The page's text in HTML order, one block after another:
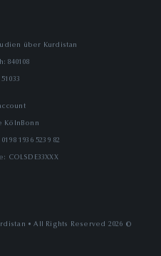
über Kurdistan
840108
51033 Köln
KölnBonn
1936 5239 82
COLSDE33XXX
© 2026 TISHK Zentrum für Studien über Kurdistan • All Rights Reserved.